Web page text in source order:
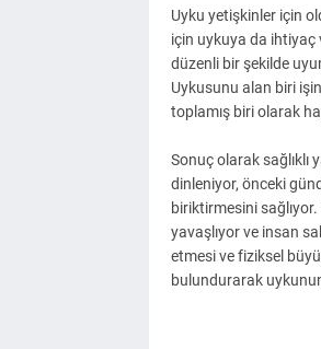
Uyku yetişkinler için
için uykuya da ihtiyaç
düzenli bir şekilde
Uykusunu alan biri
toplamış biri olarak
Sonuç olarak sağlıklı
dinleniyor, önceki
biriktirmesini sağlıyor.
yavaşlıyor ve insan
etmesi ve fiziksel
bulundurarak